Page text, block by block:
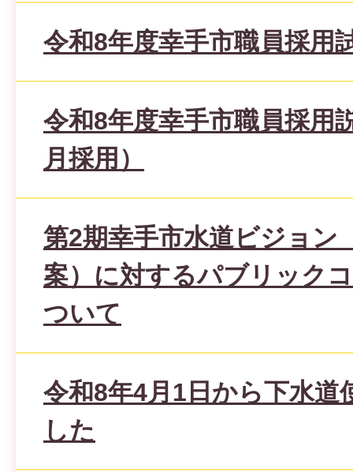
令和8年度幸手市職員採用
令和8年度幸手市職員採用
月採用）
第2期幸手市水道ビジョン
案）に対するパブリック
ついて
令和8年4月1日から下水道
した